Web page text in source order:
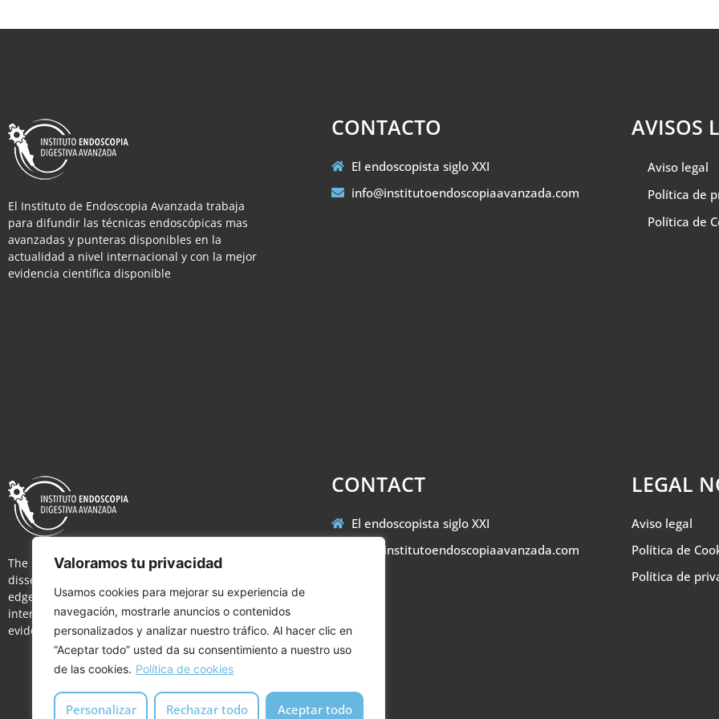
Valoramos tu privacidad
Usamos cookies para mejorar su experiencia de
navegación, mostrarle anuncios o contenidos
personalizados y analizar nuestro tráfico. Al hacer clic en
“Aceptar todo” usted da su consentimiento a nuestro uso
de las cookies. Política de cookies
Personalizar Rechazar todo Aceptar todo
El Instituto de Endoscopia Avanzada trabaja
para difundir las técnicas endoscópicas mas
avanzadas y punteras disponibles en la
actualidad a nivel internacional y con la mejor
evidencia científica disponible
CONTACTO
El endoscopista siglo XXI
info@institutoendoscopiaavanzada.com
AVISOS
Aviso legal
Política de
Política de
The Institute of Advanced Endoscopy works to
disseminate the most advanced and cutting-
edge endoscopic techniques currently available
internationally and with the best scientific
evidence available.
CONTACT
El endoscopista siglo XXI
info@institutoendoscopiaavanzada.com
LEGAL
Aviso legal
Política de
Política de